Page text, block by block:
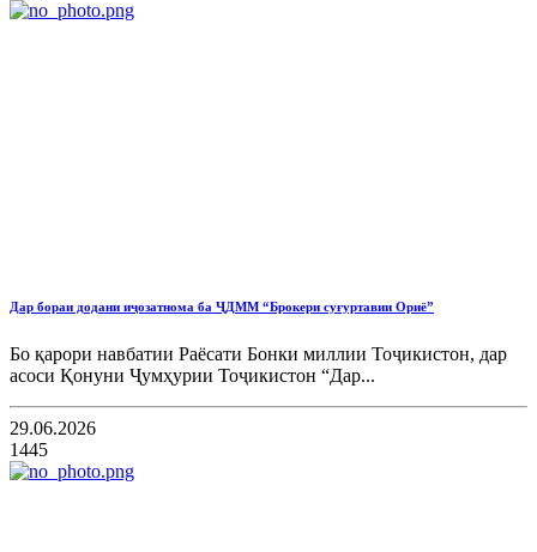
Дар бораи додани иҷозатнома ба ҶДММ “Брокери суғуртавии Ориё”
Бо қарори навбатии Раёсати Бонки миллии Тоҷикистон, дар
асоси Қонуни Ҷумҳурии Тоҷикистон “Дар...
29.06.2026
1445